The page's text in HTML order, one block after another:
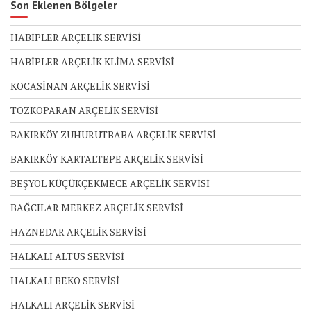
Son Eklenen Bölgeler
HABİPLER ARÇELİK SERVİSİ
HABİPLER ARÇELİK KLİMA SERVİSİ
KOCASİNAN ARÇELİK SERVİSİ
TOZKOPARAN ARÇELİK SERVİSİ
BAKIRKÖY ZUHURUTBABA ARÇELİK SERVİSİ
BAKIRKÖY KARTALTEPE ARÇELİK SERVİSİ
BEŞYOL KÜÇÜKÇEKMECE ARÇELİK SERVİSİ
BAĞCILAR MERKEZ ARÇELİK SERVİSİ
HAZNEDAR ARÇELİK SERVİSİ
HALKALI ALTUS SERVİSİ
HALKALI BEKO SERVİSİ
HALKALI ARÇELİK SERVİSİ